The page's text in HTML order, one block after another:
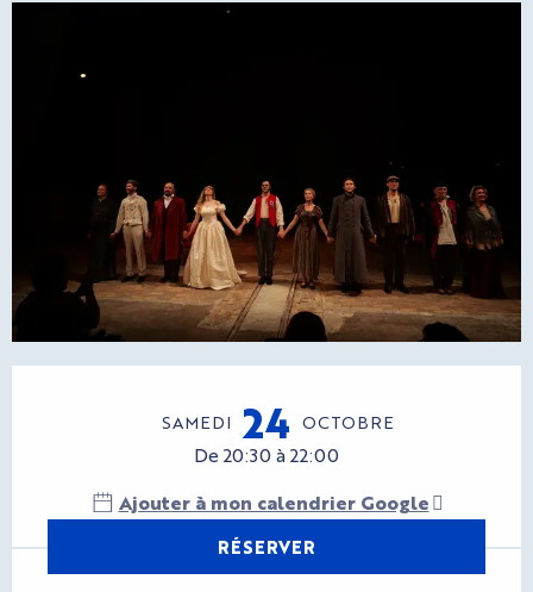
SAMEDI 24 OCTOBRE
De 20:30 à 22:00
Ajouter à mon calendrier Google
RÉSERVER